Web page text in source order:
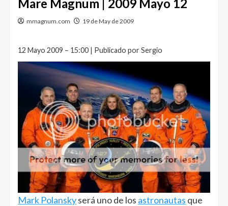
Mare Magnum | 2009 Mayo 12
mmagnum.com 19 de May de 2009
12 Mayo 2009 – 15:00 | Publicado por Sergio
Mark Polanskyserá uno de los astronautas que